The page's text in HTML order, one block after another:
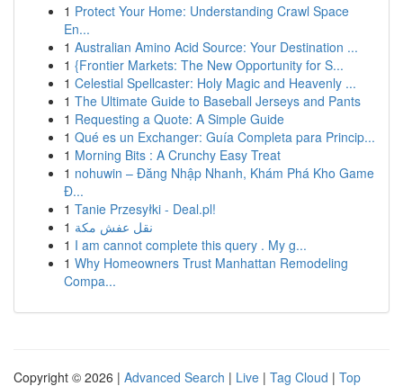
1 Protect Your Home: Understanding Crawl Space
En...
1 Australian Amino Acid Source: Your Destination ...
1 {Frontier Markets: The New Opportunity for S...
1 Celestial Spellcaster: Holy Magic and Heavenly ...
1 The Ultimate Guide to Baseball Jerseys and Pants
1 Requesting a Quote: A Simple Guide
1 Qué es un Exchanger: Guía Completa para Princip...
1 Morning Bits : A Crunchy Easy Treat
1 nohuwin – Đăng Nhập Nhanh, Khám Phá Kho Game
Đ...
1 Tanie Przesyłki - Deal.pl!
1 نقل عفش مكة
1 I am cannot complete this query . My g...
1 Why Homeowners Trust Manhattan Remodeling
Compa...
Copyright © 2026 | Advanced Search | Live | Tag Cloud | Top